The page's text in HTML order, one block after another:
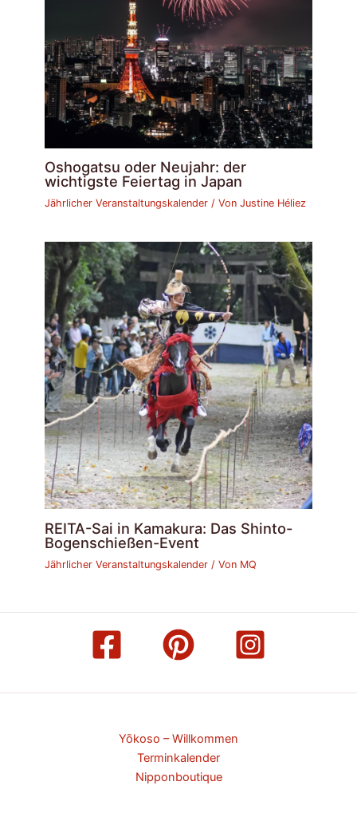
Oshogatsu oder Neujahr: der
wichtigste Feiertag in Japan
Jährlicher Veranstaltungskalender / VonJustine Héliez
REITA-Sai in Kamakura: Das Shinto-
Bogenschießen-Event
Jährlicher Veranstaltungskalender / Von MQ
Yōkoso – Willkommen
Terminkalender
Nipponboutique